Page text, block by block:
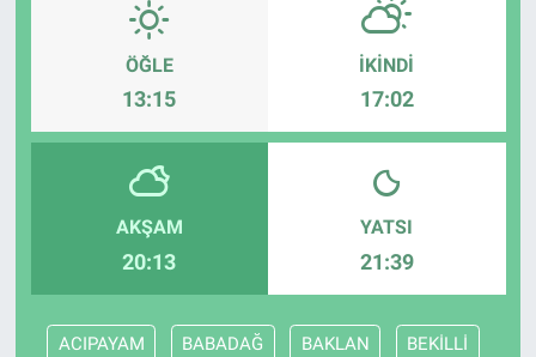
ÖĞLE
13:15
İKINDI
17:02
AKŞAM
20:13
YATSI
21:39
ACIPAYAM BABADAĞ BAKLAN BEKİLLİ